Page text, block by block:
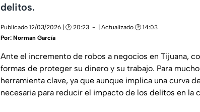
delitos.
Publicado 12/03/2026 | 🕑 20:23
| Actualizado 🕑 14:03
Por: Norman García
Ante el incremento de robos a negocios en Tijuana,
formas de proteger su dinero y su trabajo. Para
herramienta clave, ya que aunque implica una curva
necesaria para reducir el impacto de los delitos en la